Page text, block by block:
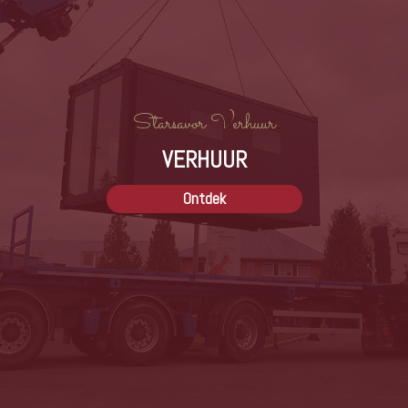
Starsavor Verhuur
VERHUUR
Ontdek